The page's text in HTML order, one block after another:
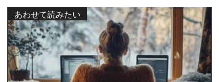
あわせて読みたい